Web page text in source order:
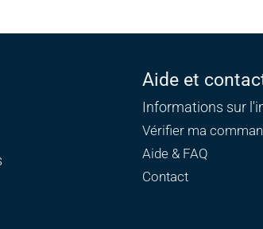
Aide et
Informations sur
Vérifier ma
Aide & FAQ
Contact